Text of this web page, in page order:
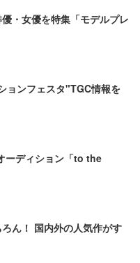
・女優を特集「モデルプレ
ョンフェスタ"TGC情報を
ーディション「to the
ん！ 国内外の人気作がす